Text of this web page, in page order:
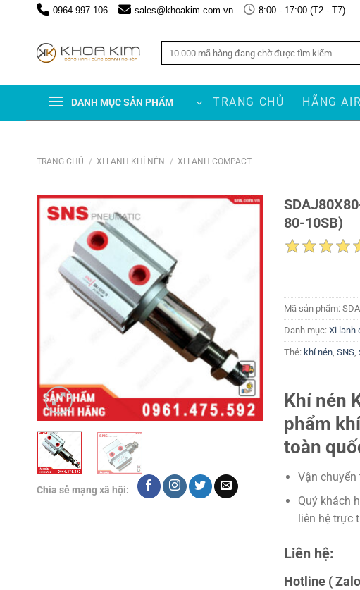
0964.997.106 sales@khoakim.com.vn 8:00 - 17:00 (T2 - T7)
DANH MỤC SẢN PHẨM TRANG CHỦ HÃNG
TRANG CHỦ / XI LANH KHÍ NÉN / XI LANH COMPACT
Chia sẻ mạng xã hội:
80-10SB)
Mã sản phẩm:
Danh mục: Xi lanh
Thẻ: khí nén, SNS,
Khí nén
phẩm
toàn
Vận
Quý khách
liên hệ trực
Liên hệ:
Hotline (